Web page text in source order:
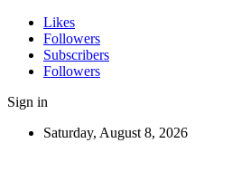
Likes
Followers
Subscribers
Followers
Sign in
Saturday, August 8, 2026